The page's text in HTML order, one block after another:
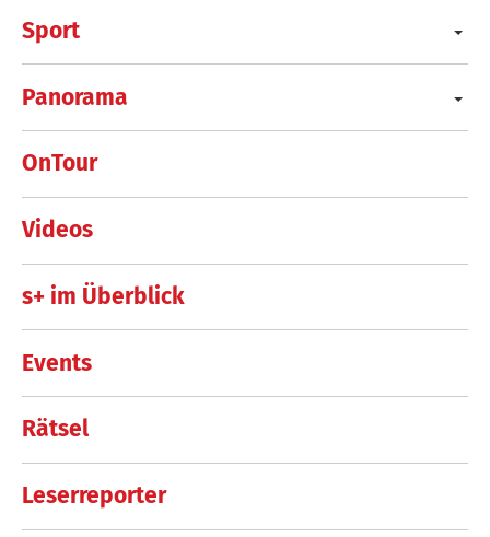
Sport
Panorama
OnTour
Videos
s+ im Überblick
Events
Rätsel
Leserreporter